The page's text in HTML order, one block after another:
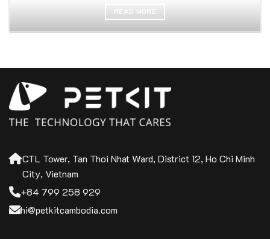
READ MORE
CTL Tower, Tan Thoi Nhat Ward, District 12, Ho Chi Minh
City, Vietnam
+84 799 258 929
hi@petkitcambodia.com